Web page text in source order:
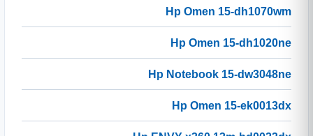
Hp Omen 15-dh1070wm
Hp Omen 15-dh1020ne
Hp Notebook 15-dw3048ne
Hp Omen 15-ek0013dx